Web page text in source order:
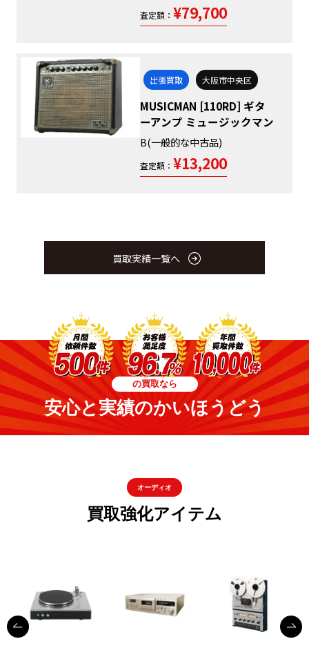
査定額： ¥79,700
出張買取 大阪市中央区
MUSICMAN [110RD] ギタ
ーアンプ ミュージックマン
B(一般的な中古品)
査定額： ¥13,200
買取実績一覧へ
の買取なら
安心と実績のかいほうどう
オーディオ
買取強化アイテム